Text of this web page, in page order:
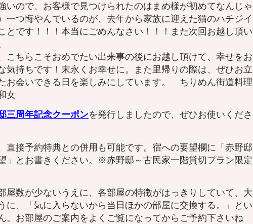
いので、お客様で見つけられたのはまめ様が初めてなんじゃ
一つ悔やんでいるのが、去年から家族に迎えた猫のハチジイ
とです！！！本当にごめんなさい！！！また次回お越し頂い
ちらこそおめでたい出来事の後にお越し頂けて、幸せをお
気持ちです！末永くお幸せに。また里帰りの際は、ぜひお立
お会いできる日を楽しみにしています。 ちりめん街道料理
女
三周年記念クーポンを発行しましたので、ぜひお使いくださ
直接予約特典との併用も可能です。宿への要望欄に「赤野邸
」とお書きください。※赤野邸～古民家一階貸切プラン限定
屋数が少ないうえに、各部屋の特徴がはっきりしていて、大
に、「気に入らないから当日ほかの部屋に交換する。」とい
。お部屋のご案内をよくご覧になってからご予約下さいね